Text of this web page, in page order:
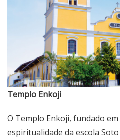
Templo Enkoji
O Templo Enkoji, fundado
espiritualidade da escola